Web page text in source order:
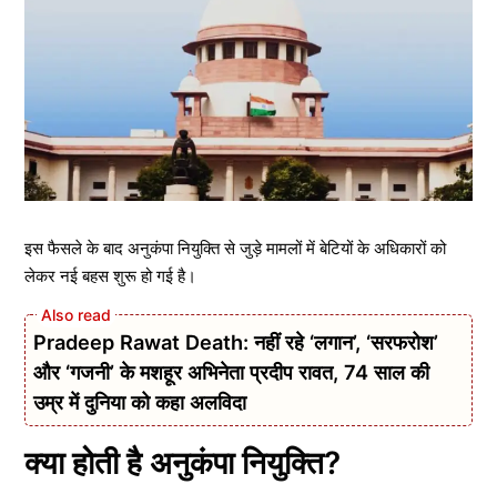
इस फैसले के बाद अनुकंपा नियुक्ति से जुड़े मामलों में बेटियों के अधिकारों को
लेकर नई बहस शुरू हो गई है।
Pradeep Rawat Death: नहीं रहे ‘लगान’, ‘सरफरोश’
और ‘गजनी’ के मशहूर अभिनेता प्रदीप रावत, 74 साल की
उम्र में दुनिया को कहा अलविदा
क्या होती है अनुकंपा नियुक्ति?